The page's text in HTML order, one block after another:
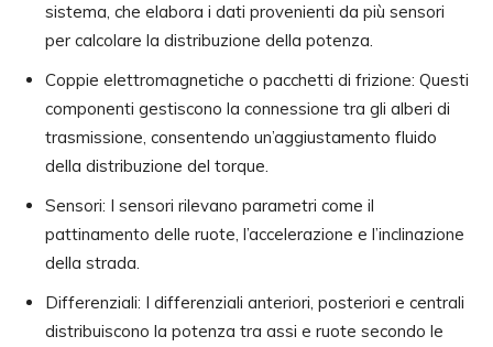
sistema, che elabora i dati provenienti da più sensori
per calcolare la distribuzione della potenza.
Coppie elettromagnetiche o pacchetti di frizione: Questi
componenti gestiscono la connessione tra gli alberi di
trasmissione, consentendo un’aggiustamento fluido
della distribuzione del torque.
Sensori: I sensori rilevano parametri come il
pattinamento delle ruote, l’accelerazione e l’inclinazione
della strada.
Differenziali: I differenziali anteriori, posteriori e centrali
distribuiscono la potenza tra assi e ruote secondo le